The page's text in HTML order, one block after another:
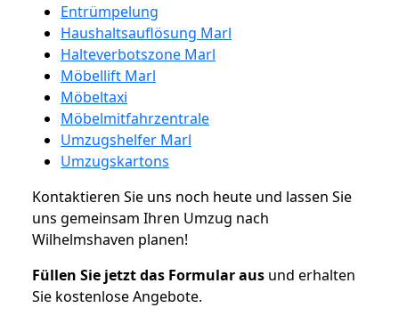
Entrümpelung
Haushaltsauflösung Marl
Halteverbotszone Marl
Möbellift Marl
Möbeltaxi
Möbelmitfahrzentrale
Umzugshelfer Marl
Umzugskartons
Kontaktieren Sie uns noch heute und lassen Sie
uns gemeinsam Ihren Umzug nach
Wilhelmshaven planen!
Füllen Sie jetzt das Formular aus und erhalten
Sie kostenlose Angebote.